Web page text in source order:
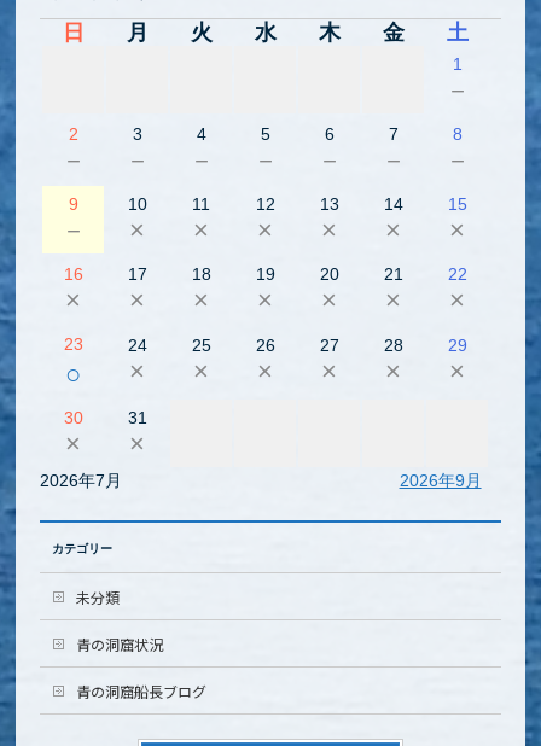
日 月 火 水 木 金 土
1
－
2
－
3
－
4
－
5
－
6
－
7
－
8
－
9
－
10
×
11
×
12
×
13
×
14
×
15
×
16
×
17
×
18
×
19
×
20
×
21
×
22
×
23
○
24
×
25
×
26
×
27
×
28
×
29
×
30
×
31
×
2026年7月 2026年9月
カテゴリー
未分類
青の洞窟状況
青の洞窟船長ブログ